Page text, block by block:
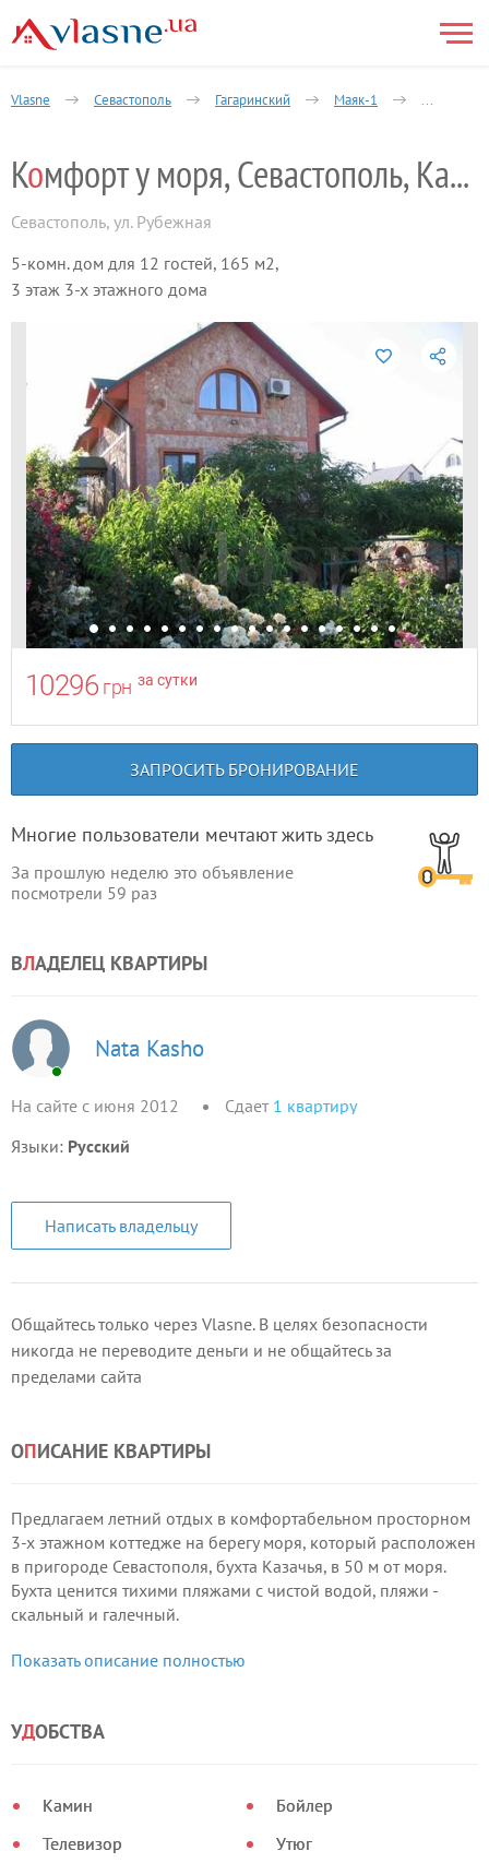
Vlasne Севастополь Гагаринский Маяк-1 5-
Ко мфорт у моря, Севастополь, Казачья
Севастополь, ул. Рубежная
5-комн. дом для 12 гостей, 165 м2,
3 этаж 3-х этажного дома
10296 грн за сутки
ЗАПРОСИТЬ БРОНИРОВАНИЕ
Многие пользователи мечтают жить здесь
За прошлую неделю это объявление
посмотрели 59 раз
ВЛАДЕЛЕЦ КВАРТИРЫ
Nata Kasho
На сайте с июня 2012 Сдает 1 квартиру
Языки: Русский
Написать владельцу
Общайтесь только через Vlasne. В целях безопасности
никогда не переводите деньги и не общайтесь за
пределами сайта
ОПИСАНИЕ КВАРТИРЫ
Предлагаем летний отдых в комфортабельном просторном
3-х этажном коттедже на берегу моря, который расположен
в пригороде Севастополя, бухта Казачья, в 50 м от моря.
Бухта ценится тихими пляжами с чистой водой, пляжи -
скальный и галечный.
- просторную кухню-столовую на 2-м этаже,
- 4 спальни, в каждой из которых установлен диван или
Показать описание полностью
УДОБСТВА
Камин
Телевизор
Бойлер
Утюг